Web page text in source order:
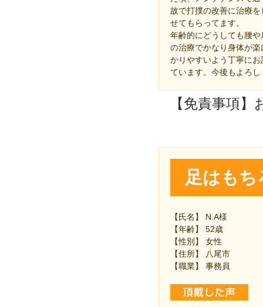
故で打撲の改善に治療
せてもらってます。
年齢的にどうしても腰
の治療でかなり身体が
かりやすいよう丁寧に
ています。今後もよろ
【免責事項
足はも
【氏名】 N.A様
【年齢】 52歳
【性別】 女性
【住所】 八尾市
【職業】 事務員